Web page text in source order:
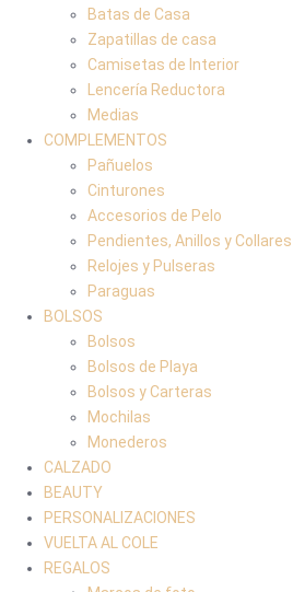
Batas de Casa
Zapatillas de casa
Camisetas de Interior
Lencería Reductora
Medias
COMPLEMENTOS
Pañuelos
Cinturones
Accesorios de Pelo
Pendientes, Anillos y Collares
Relojes y Pulseras
Paraguas
BOLSOS
Bolsos
Bolsos de Playa
Bolsos y Carteras
Mochilas
Monederos
CALZADO
BEAUTY
PERSONALIZACIONES
VUELTA AL COLE
REGALOS